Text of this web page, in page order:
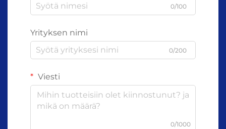
0/100
Yrityksen nimi
0/200
Viesti
0/1000